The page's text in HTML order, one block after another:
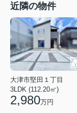
近隣の物件
大津市堅田１丁目
3LDK (112.20㎡)
2,980万円